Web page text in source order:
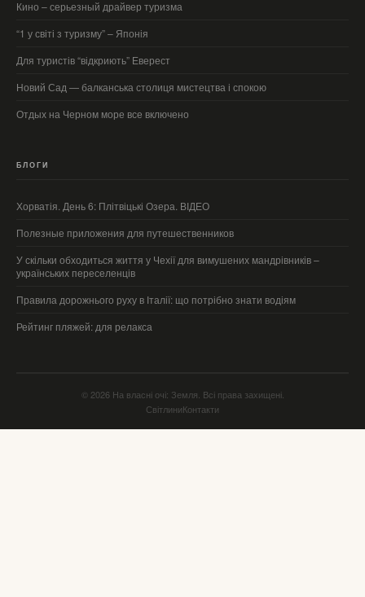
Кино – серьезный драйвер туризма
“1 у світі з туризму” – Японія
Для туристів “відкриють” Еверест
Новий Сад — балканська столиця мистецтва і спокою
Отдых на Черном море все включено
БЛОГИ
Хорватія. День 6: Плітвіцькі Озера. ВІДЕО
Полезные приложения для путешественников
У скільки обходиться життя у Чехії для вимушених мандрівників –
українських переселенців
Правила дорожнього руху в Італії: що потрібно знати водіям
Рейтинг пляжей: для релакса
© 2026 На власні очі: Земля. Всі права захищені.
СвітлиниКонтакти